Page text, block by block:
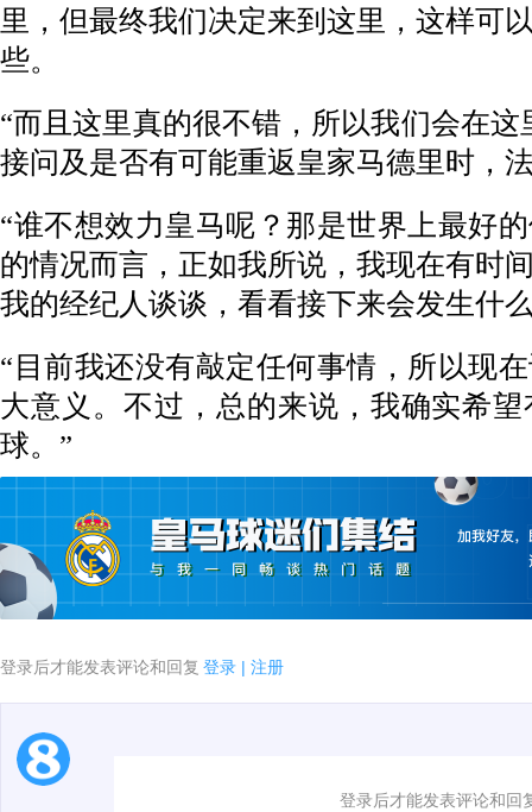
里，但最终我们决定来到这里，这样可
些。
“而且这里真的很不错，所以我们会在
接问及是否有可能重返皇家马德里时，
“谁不想效力皇马呢？那是世界上最好
的情况而言，正如我所说，我现在有时
我的经纪人谈谈，看看接下来会发生什
“目前我还没有敲定任何事情，所以现
大意义。不过，总的来说，我确实希
球。”
登录后才能发表评论和回复 登录 | 注册
登录后才能发表评论和回
1.电脑端新用户可以发表评论了！